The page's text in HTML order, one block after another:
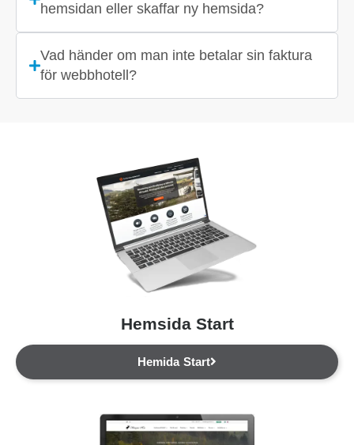
hemsidan eller skaffar ny hemsida?
Vad händer om man inte betalar sin faktura
för webbhotell?
Hemsida Start
Hemida Start